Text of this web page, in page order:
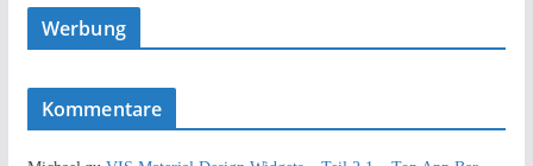
Werbung
Kommentare